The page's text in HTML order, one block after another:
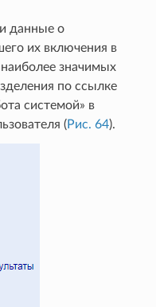
данные о
их включения в
значимых
по ссылке
системой» в
(Рис. 64).